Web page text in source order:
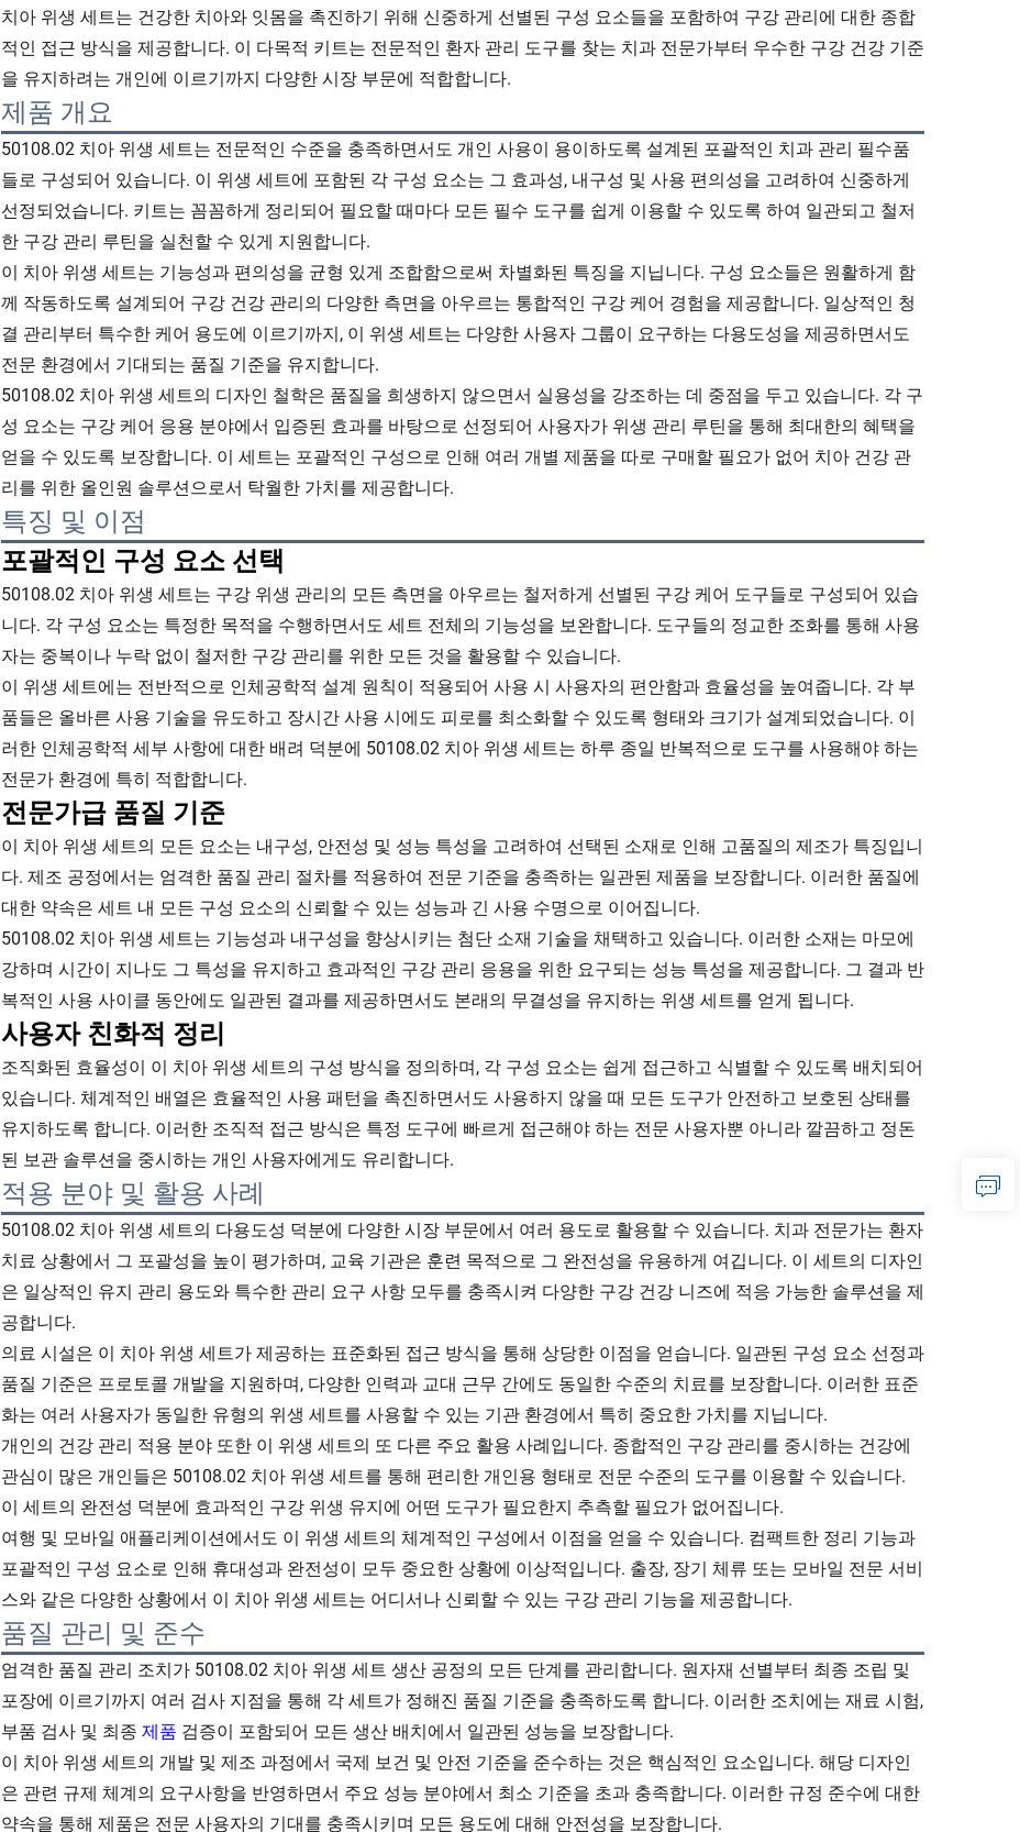
치아 위생 세트는 건강한 치아와 잇몸을 촉진하기 위해 신중하게 선별된 구성 요소들을 포함하여 구강 관리에 대한 종합
적인 접근 방식을 제공합니다. 이 다목적 키트는 전문적인 환자 관리 도구를 찾는 치과 전문가부터 우수한 구강 건강 기준
을 유지하려는 개인에 이르기까지 다양한 시장 부문에 적합합니다.
제품 개요
50108.02 치아 위생 세트는 전문적인 수준을 충족하면서도 개인 사용이 용이하도록 설계된 포괄적인 치과 관리 필수품
들로 구성되어 있습니다. 이 위생 세트에 포함된 각 구성 요소는 그 효과성, 내구성 및 사용 편의성을 고려하여 신중하게
선정되었습니다. 키트는 꼼꼼하게 정리되어 필요할 때마다 모든 필수 도구를 쉽게 이용할 수 있도록 하여 일관되고 철저
한 구강 관리 루틴을 실천할 수 있게 지원합니다.
이 치아 위생 세트는 기능성과 편의성을 균형 있게 조합함으로써 차별화된 특징을 지닙니다. 구성 요소들은 원활하게 함
께 작동하도록 설계되어 구강 건강 관리의 다양한 측면을 아우르는 통합적인 구강 케어 경험을 제공합니다. 일상적인 청
결 관리부터 특수한 케어 용도에 이르기까지, 이 위생 세트는 다양한 사용자 그룹이 요구하는 다용도성을 제공하면서도
전문 환경에서 기대되는 품질 기준을 유지합니다.
50108.02 치아 위생 세트의 디자인 철학은 품질을 희생하지 않으면서 실용성을 강조하는 데 중점을 두고 있습니다. 각 구
성 요소는 구강 케어 응용 분야에서 입증된 효과를 바탕으로 선정되어 사용자가 위생 관리 루틴을 통해 최대한의 혜택을
얻을 수 있도록 보장합니다. 이 세트는 포괄적인 구성으로 인해 여러 개별 제품을 따로 구매할 필요가 없어 치아 건강 관
리를 위한 올인원 솔루션으로서 탁월한 가치를 제공합니다.
특징 및 이점
포괄적인 구성 요소 선택
50108.02 치아 위생 세트는 구강 위생 관리의 모든 측면을 아우르는 철저하게 선별된 구강 케어 도구들로 구성되어 있습
니다. 각 구성 요소는 특정한 목적을 수행하면서도 세트 전체의 기능성을 보완합니다. 도구들의 정교한 조화를 통해 사용
자는 중복이나 누락 없이 철저한 구강 관리를 위한 모든 것을 활용할 수 있습니다.
이 위생 세트에는 전반적으로 인체공학적 설계 원칙이 적용되어 사용 시 사용자의 편안함과 효율성을 높여줍니다. 각 부
품들은 올바른 사용 기술을 유도하고 장시간 사용 시에도 피로를 최소화할 수 있도록 형태와 크기가 설계되었습니다. 이
러한 인체공학적 세부 사항에 대한 배려 덕분에 50108.02 치아 위생 세트는 하루 종일 반복적으로 도구를 사용해야 하는
전문가 환경에 특히 적합합니다.
전문가급 품질 기준
이 치아 위생 세트의 모든 요소는 내구성, 안전성 및 성능 특성을 고려하여 선택된 소재로 인해 고품질의 제조가 특징입니
다. 제조 공정에서는 엄격한 품질 관리 절차를 적용하여 전문 기준을 충족하는 일관된 제품을 보장합니다. 이러한 품질에
대한 약속은 세트 내 모든 구성 요소의 신뢰할 수 있는 성능과 긴 사용 수명으로 이어집니다.
50108.02 치아 위생 세트는 기능성과 내구성을 향상시키는 첨단 소재 기술을 채택하고 있습니다. 이러한 소재는 마모에
강하며 시간이 지나도 그 특성을 유지하고 효과적인 구강 관리 응용을 위한 요구되는 성능 특성을 제공합니다. 그 결과 반
복적인 사용 사이클 동안에도 일관된 결과를 제공하면서도 본래의 무결성을 유지하는 위생 세트를 얻게 됩니다.
사용자 친화적 정리
조직화된 효율성이 이 치아 위생 세트의 구성 방식을 정의하며, 각 구성 요소는 쉽게 접근하고 식별할 수 있도록 배치되어
있습니다. 체계적인 배열은 효율적인 사용 패턴을 촉진하면서도 사용하지 않을 때 모든 도구가 안전하고 보호된 상태를
유지하도록 합니다. 이러한 조직적 접근 방식은 특정 도구에 빠르게 접근해야 하는 전문 사용자뿐 아니라 깔끔하고 정돈
된 보관 솔루션을 중시하는 개인 사용자에게도 유리합니다.
적용 분야 및 활용 사례
50108.02 치아 위생 세트의 다용도성 덕분에 다양한 시장 부문에서 여러 용도로 활용할 수 있습니다. 치과 전문가는 환자
치료 상황에서 그 포괄성을 높이 평가하며, 교육 기관은 훈련 목적으로 그 완전성을 유용하게 여깁니다. 이 세트의 디자인
은 일상적인 유지 관리 용도와 특수한 관리 요구 사항 모두를 충족시켜 다양한 구강 건강 니즈에 적응 가능한 솔루션을 제
공합니다.
의료 시설은 이 치아 위생 세트가 제공하는 표준화된 접근 방식을 통해 상당한 이점을 얻습니다. 일관된 구성 요소 선정과
품질 기준은 프로토콜 개발을 지원하며, 다양한 인력과 교대 근무 간에도 동일한 수준의 치료를 보장합니다. 이러한 표준
화는 여러 사용자가 동일한 유형의 위생 세트를 사용할 수 있는 기관 환경에서 특히 중요한 가치를 지닙니다.
개인의 건강 관리 적용 분야 또한 이 위생 세트의 또 다른 주요 활용 사례입니다. 종합적인 구강 관리를 중시하는 건강에
관심이 많은 개인들은 50108.02 치아 위생 세트를 통해 편리한 개인용 형태로 전문 수준의 도구를 이용할 수 있습니다.
이 세트의 완전성 덕분에 효과적인 구강 위생 유지에 어떤 도구가 필요한지 추측할 필요가 없어집니다.
여행 및 모바일 애플리케이션에서도 이 위생 세트의 체계적인 구성에서 이점을 얻을 수 있습니다. 컴팩트한 정리 기능과
포괄적인 구성 요소로 인해 휴대성과 완전성이 모두 중요한 상황에 이상적입니다. 출장, 장기 체류 또는 모바일 전문 서비
스와 같은 다양한 상황에서 이 치아 위생 세트는 어디서나 신뢰할 수 있는 구강 관리 기능을 제공합니다.
품질 관리 및 준수
엄격한 품질 관리 조치가 50108.02 치아 위생 세트 생산 공정의 모든 단계를 관리합니다. 원자재 선별부터 최종 조립 및
포장에 이르기까지 여러 검사 지점을 통해 각 세트가 정해진 품질 기준을 충족하도록 합니다. 이러한 조치에는 재료 시험,
부품 검사 및 최종 제품 검증이 포함되어 모든 생산 배치에서 일관된 성능을 보장합니다.
이 치아 위생 세트의 개발 및 제조 과정에서 국제 보건 및 안전 기준을 준수하는 것은 핵심적인 요소입니다. 해당 디자인
은 관련 규제 체계의 요구사항을 반영하면서 주요 성능 분야에서 최소 기준을 초과 충족합니다. 이러한 규정 준수에 대한
약속을 통해 제품은 전문 사용자의 기대를 충족시키며 모든 용도에 대해 안전성을 보장합니다.